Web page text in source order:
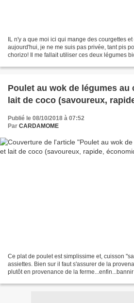
IL n'y a que moi ici qui mange des courgettes
aujourd'hui, je ne me suis pas privée, tant pis
chorizo! Il me fallait utiliser ces deux légumes
Poulet au wok de légumes au
lait de coco (savoureux,
Publié le 08/10/2018 à 07:52
Par CARDAMOME
Ce plat de poulet est simplissime et, cuisson
assiettes. Bien sur il faut s'assurer de la
plutôt en provenance de la